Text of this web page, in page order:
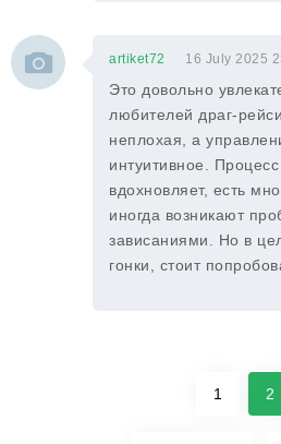
artiket72 16 July 2025
Это довольно
любителей драг-
неплохая, а
интуитивное.
вдохновляет, есть
иногда возникают
зависаниями. Но в
гонки, стоит
1 2